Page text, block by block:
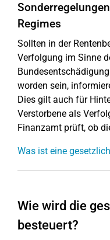
Regimes
Sollten in der
Verfolgung im Sinne
worden sein,
Dies gilt auch für
Verstorbene als
Finanzamt prüft, ob
Was ist eine
Wie wird die
besteuert?